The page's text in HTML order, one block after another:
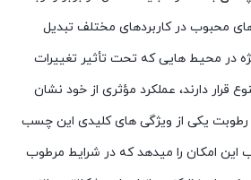
محبوب در کاربردهای مختلف تبدیل
در محیط هایی که تحت تأثیر تغییرات
دارند، عملکرد مؤثری از خود نشان
رطوبت یکی از ویژگی های کلیدی این چسب
امکان را میدهد که در شرایط مرطوب